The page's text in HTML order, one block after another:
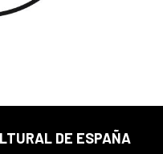
DE ESPAÑA